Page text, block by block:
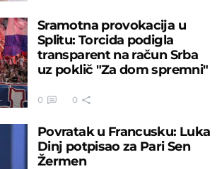
Sramotna provokacija u
Splitu: Torcida podigla
transparent na račun Srba
uz poklič "Za dom spremni"
0 0
Povratak u Francusku: Luka
Dinj potpisao za Pari Sen
Žermen